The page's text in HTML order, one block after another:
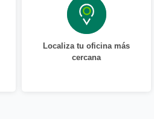
Localiza tu oficina más
cercana